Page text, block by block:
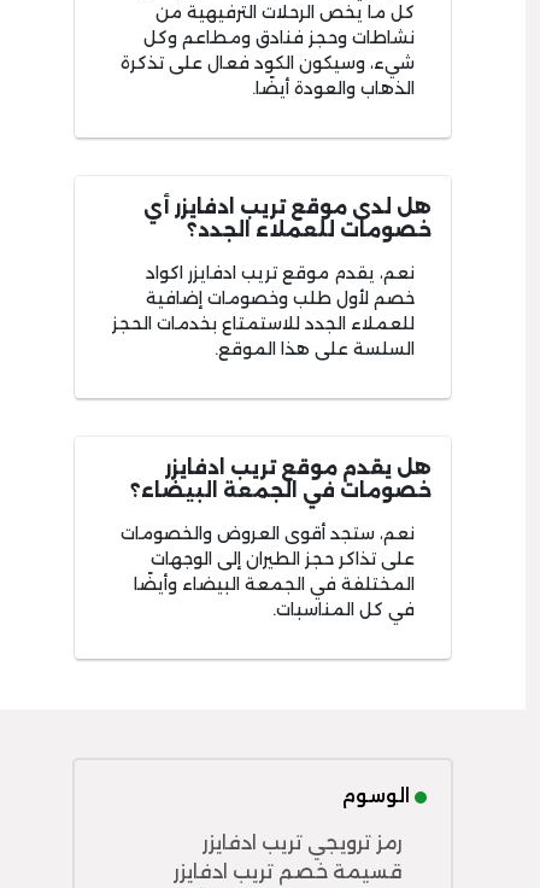
كل ما يخص الرحلات الترفيهية من
نشاطات وحجز فنادق ومطاعم وكل
شيء، وسيكون الكود فعال على تذكرة
الذهاب والعودة أيضًا.
هل لدى موقع تريب ادفايزر أي
خصومات للعملاء الجدد؟
نعم، يقدم موقع تريب ادفايزر اكواد
خصم لأول طلب وخصومات إضافية
للعملاء الجدد للاستمتاع بخدمات الحجز
السلسة على هذا الموقع.
هل يقدم موقع تريب ادفايزر
خصومات في الجمعة البيضاء؟
نعم، ستجد أقوى العروض والخصومات
على تذاكر حجز الطيران إلى الوجهات
المختلفة في الجمعة البيضاء وأيضًا
في كل المناسبات.
الوسوم
رمز ترويجي تريب ادفايزر
قسيمة خصم تريب ادفايزر